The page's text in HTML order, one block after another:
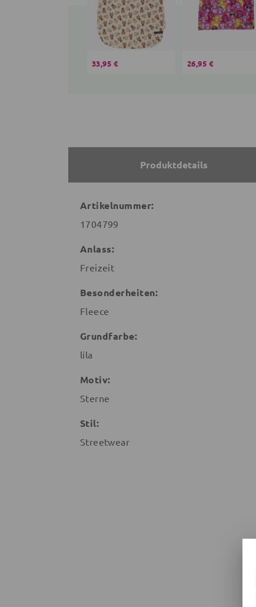
33,95 € 26,95 €
Produktdetails
Artikelnummer:
1704799
Anlass:
Freizeit
Besonderheiten:
Fleece
Grundfarbe:
lila
Motiv:
Sterne
Stil:
Streetwear